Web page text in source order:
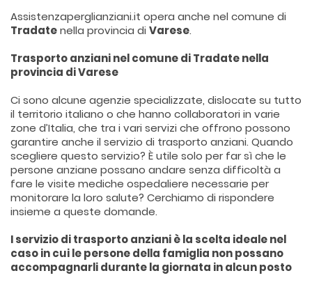
Assistenzaperglianziani.it opera anche nel comune di
Tradatenella provincia di Varese.
Trasporto anziani nel comune di Tradate nella
provincia di Varese
Ci sono alcune agenzie specializzate, dislocate su tutto
il territorio italiano o che hanno collaboratori in varie
zone d’Italia, che tra i vari servizi che offrono possono
garantire anche il servizio di trasporto anziani. Quando
scegliere questo servizio? È utile solo per far sì che le
persone anziane possano andare senza difficoltà a
fare le visite mediche ospedaliere necessarie per
monitorare la loro salute? Cerchiamo di rispondere
insieme a queste domande.
I servizio di trasporto anziani è la scelta ideale nel
caso in cui le persone della famiglia non possano
accompagnarli durante la giornata in alcun posto